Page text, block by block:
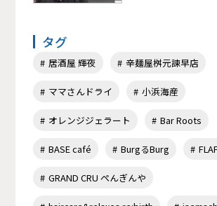
タグ
居酒屋 輝夜 辛麺屋桝元諫早店
ママさんドライ 小浜海産
オレンジジェラート Bar Roots
BASE café BurgるBurg
GRAND CRU ぺんぎんや